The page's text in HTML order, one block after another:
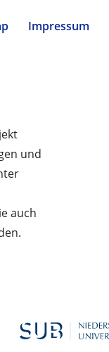
Impressum
und
auch